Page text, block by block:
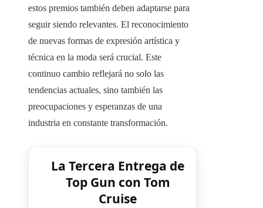
estos premios también deben adaptarse para
seguir siendo relevantes. El reconocimiento
de nuevas formas de expresión artística y
técnica en la moda será crucial. Este
continuo cambio reflejará no solo las
tendencias actuales, sino también las
preocupaciones y esperanzas de una
industria en constante transformación.
La Tercera Entrega de
Top Gun con Tom
Cruise